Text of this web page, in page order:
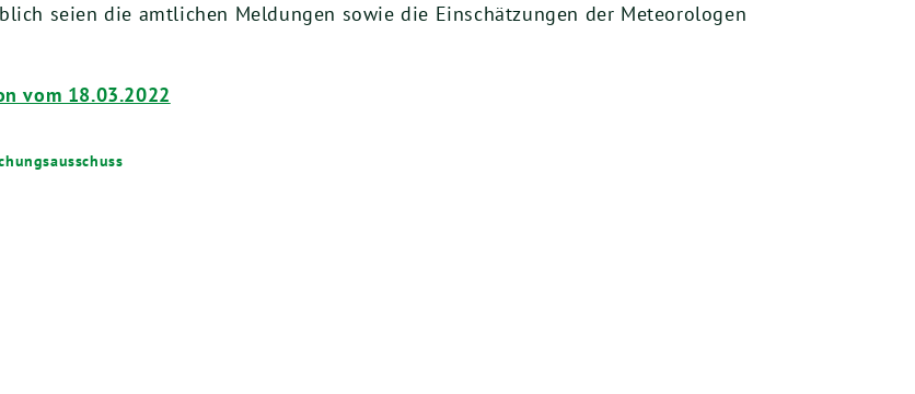
seien die amtlichen Meldungen sowie die Einschätzungen der Meteorologen
vom 18.03.2022